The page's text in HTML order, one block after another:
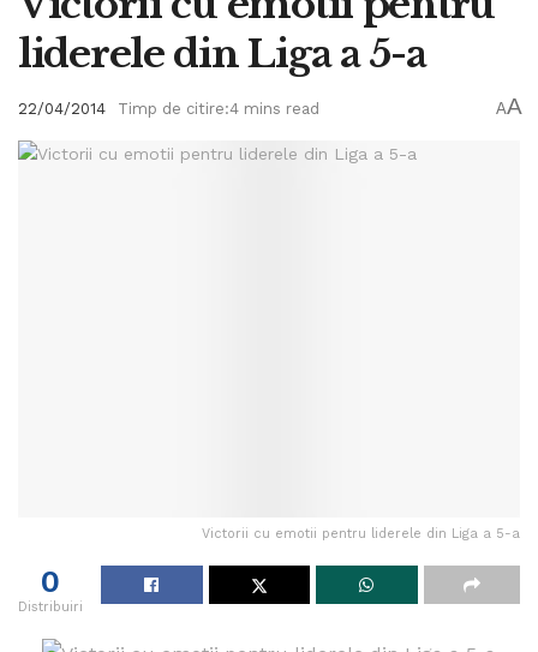
liderele din Liga a 5-a
22/04/2014 Timp de citire:4 mins read AA
Victorii cu emotii pentru liderele din Liga a 5-a
0
Distribuiri